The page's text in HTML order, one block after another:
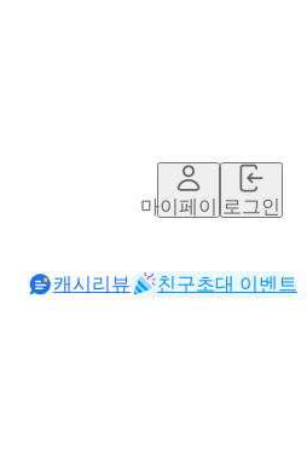
마이페이지로그인
캐시리뷰 친구초대 이벤트